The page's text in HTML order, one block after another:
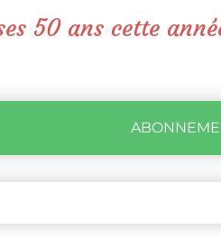
50 ans cette